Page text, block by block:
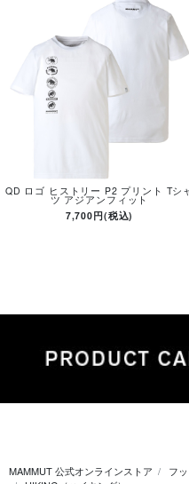
QD ロゴ ヒストリー P2 プリント Tシ
ツ アジアンフィット
7,700円(税込)
MAMMUT 公式オンラインストア フ